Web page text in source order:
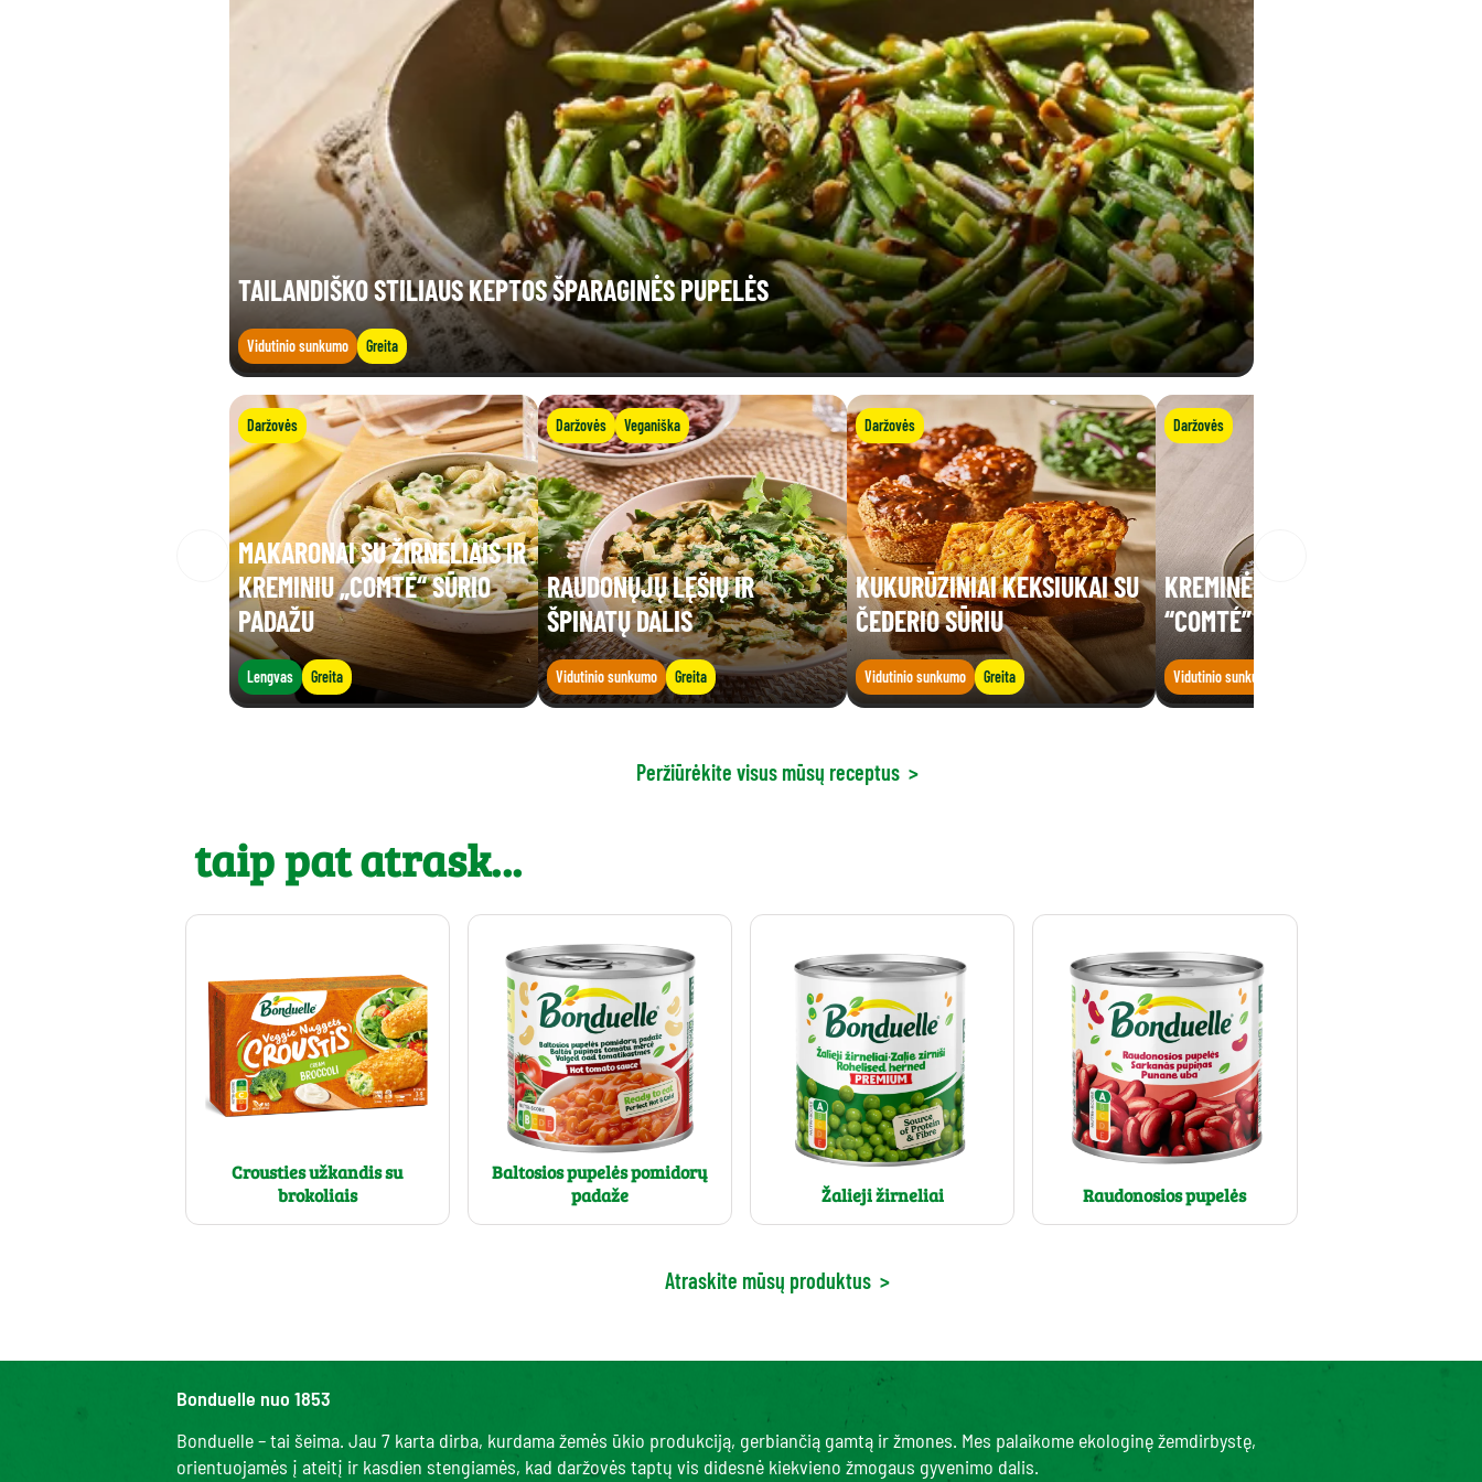
TAILANDIŠKO STILIAUS KEPTOS ŠPARAGINĖS PUPELĖS
Vidutinio sunkumo Greita
Daržovės
MAKARONAI SU ŽIRNELIAIS IR
KREMINIU „COMTÉ“ SŪRIO
PADAŽU
Lengvas Greita
Daržovės Veganiška
RAUDONŲJŲ LĘŠIŲ IR
ŠPINATŲ DALIS
Vidutinio sunkumo Greita
Daržovės
KUKURŪZINIAI KEKSIUKAI SU
ČEDERIO SŪRIU
Vidutinio sunkumo Greita
Daržovės
KREMINĖ LĘŠIŲ SRIUBA SU
“COMTÉ” SŪRIU
Vidutinio sunkumo
Peržiūrėkite visus mūsų receptus >
taip pat atrask...
Crousties užkandis su
brokoliais
Baltosios pupelės pomidorų
padaže
Žalieji žirneliai Raudonosios pupelės
Atraskite mūsų produktus >
Bonduelle nuo 1853
Bonduelle – tai šeima. Jau 7 karta dirba, kurdama žemės ūkio produkciją, gerbiančią gamtą ir žmones. Mes palaikome ekologinę žemdirbystę,
orientuojamės į ateitį ir kasdien stengiamės, kad daržovės taptų vis didesnė kiekvieno žmogaus gyvenimo dalis.